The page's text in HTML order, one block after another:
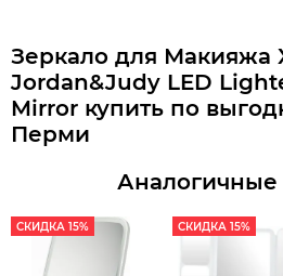
Зеркало для Макияжа
Jordan&Judy LED
Mirror купить по
Перми
Аналогичные
СКИДКА 15% СКИДКА 15%